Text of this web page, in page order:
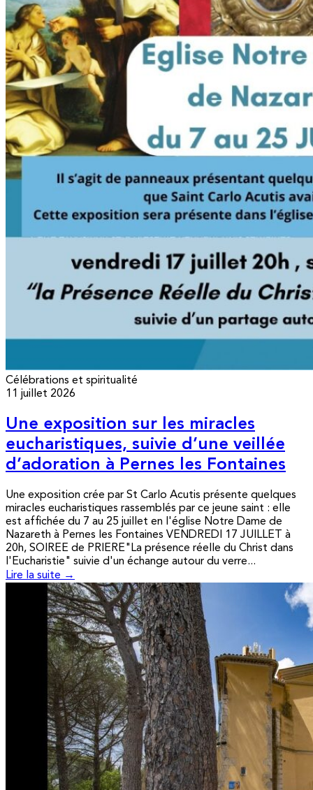
Célébrations et spiritualité
11 juillet 2026
Une exposition sur les miracles
eucharistiques, suivie d’une veillée
d’adoration à Pernes les Fontaines
Une exposition crée par St Carlo Acutis présente quelques
miracles eucharistiques rassemblés par ce jeune saint : elle
est affichée du 7 au 25 juillet en l'église Notre Dame de
Nazareth à Pernes les Fontaines VENDREDI 17 JUILLET à
20h, SOIREE de PRIERE"La présence réelle du Christ dans
l'Eucharistie" suivie d'un échange autour du verre...
Lire la suite →